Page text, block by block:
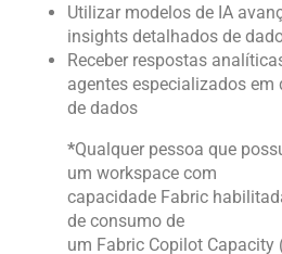
Utilizar modelos de IA
insights detalhados de
Receber respostas
agentes especializados
de dados
*Qualquer pessoa que
um workspace com
capacidade Fabric
de consumo de
um Fabric Copilot Capacity